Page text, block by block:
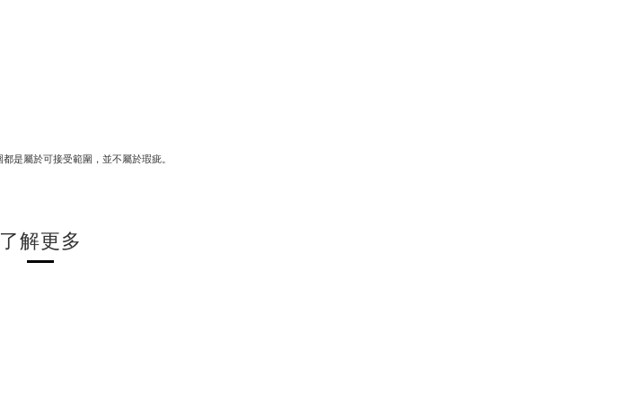
是屬於可接受範圍，並不屬於瑕疵。
了解更多